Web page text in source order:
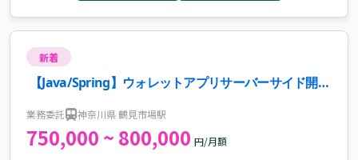
新着
【Java/Spring】ウォレットアプリサーバーサイド開発
業務委託 神奈川県 鶴見市場駅
750,000 ~ 800,000 円/月額